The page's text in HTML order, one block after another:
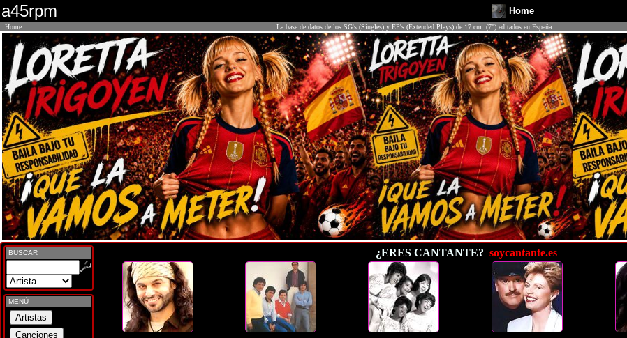
a45rpm Home
Home La base de datos de los SG's (Singles) y EP's (Extended Plays) de 17 cm. (7") editados en España.
BUSCAR
MENÚ
¿ERES CANTANTE? soycantante.es